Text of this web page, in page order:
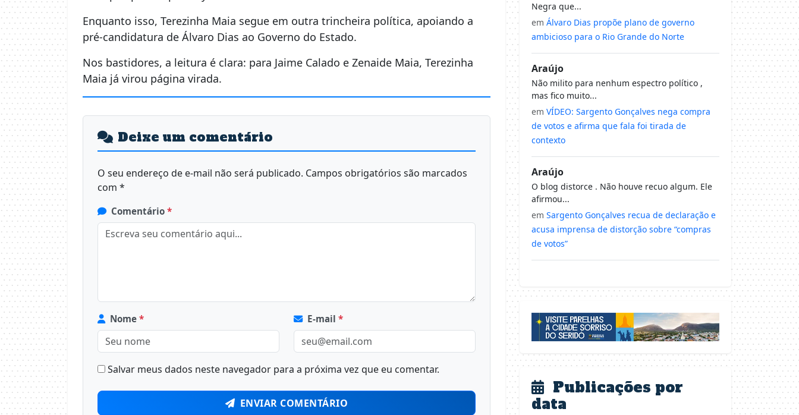
Enquanto isso, Terezinha Maia segue em outra trincheira política, apoiando a
pré-candidatura de Álvaro Dias ao Governo do Estado.
Nos bastidores, a leitura é clara: para Jaime Calado e Zenaide Maia, Terezinha
Maia já virou página virada.
Deixe um comentário
O seu endereço de e-mail não será publicado. Campos obrigatórios são marcados
com *
Comentário *
Nome * E-mail *
Salvar meus dados neste navegador para a próxima vez que eu comentar.
ENVIAR COMENTÁRIO
Negra que...
em Álvaro Dias propõe plano de governo
ambicioso para o Rio Grande do Norte
Araújo
Não milito para nenhum espectro político ,
mas fico muito...
em VÍDEO: Sargento Gonçalves nega compra
de votos e afirma que fala foi tirada de
contexto
Araújo
O blog distorce . Não houve recuo algum. Ele
afirmou...
em Sargento Gonçalves recua de declaração e
acusa imprensa de distorção sobre “compras
de votos”
Publicações por
data